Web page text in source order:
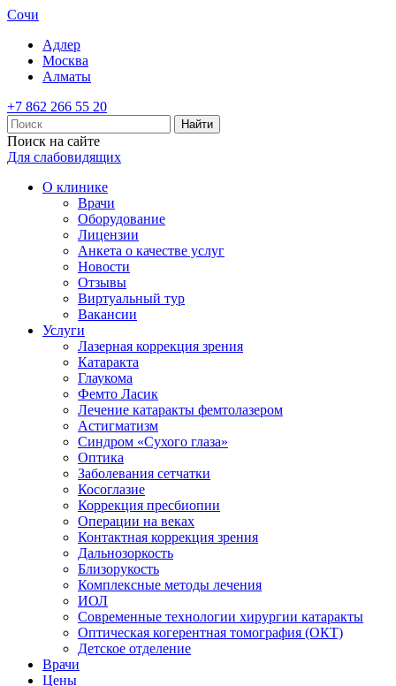
Сочи
Адлер
Москва
Алматы
+7 862 266 55 20
Найти
Поиск на сайте
Для слабовидящих
О клинике
Врачи
Оборудование
Лицензии
Анкета о качестве услуг
Новости
Отзывы
Виртуальный тур
Вакансии
Услуги
Лазерная коррекция зрения
Катаракта
Глаукома
Фемто Ласик
Лечение катаракты фемтолазером
Астигматизм
Синдром «Сухого глаза»
Оптика
Заболевания сетчатки
Косоглазие
Коррекция пресбиопии
Операции на веках
Контактная коррекция зрения
Дальнозоркость
Близорукость
Комплексные методы лечения
ИОЛ
Современные технологии хирургии катаракты
Оптическая когерентная томография (ОКТ)
Детское отделение
Врачи
Цены